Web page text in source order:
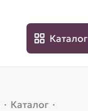
Каталог
· Каталог ·